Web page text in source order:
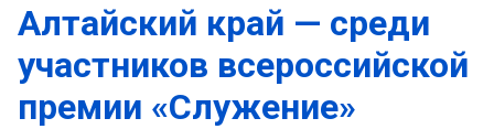
Алтайский край — среди
участников всероссийской
премии «Служение»